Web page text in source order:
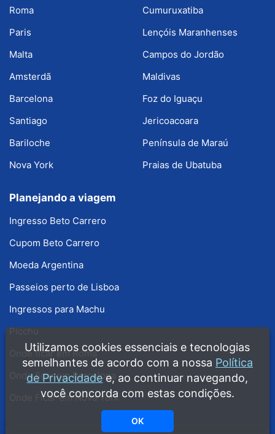
Roma
Paris
Malta
Amsterdã
Barcelona
Santiago
Bariloche
Nova York
Cumuruxatiba
Lençóis Maranhenses
Campos do Jordão
Maldivas
Foz do Iguaçu
Jericoacoara
Península de Maraú
Praias de Ubatuba
Planejando a viagem
Ingresso Beto Carrero
Cupom Beto Carrero
Moeda Argentina
Passeios perto de Lisboa
Ingressos para Machu
Onde ficar em Roma
Onde ficar em Barcelona
Onde Ficar em Nova York
Utilizamos cookies essenciais e tecnologias
semelhantes de acordo com a nossa Política
de Privacidade e, ao continuar navegando,
você concorda com estas condições.
OK